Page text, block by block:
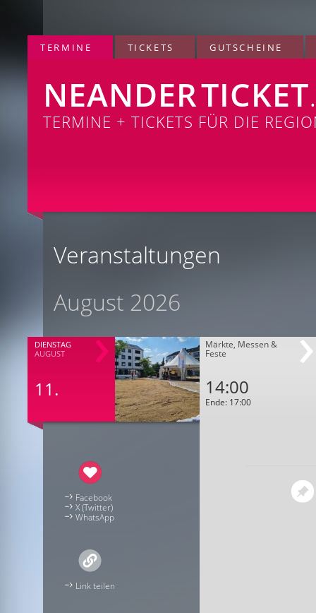
TERMINE TICKETS GUTSCHEINE
NEANDERTICKET
TERMINE + TICKETS FÜR DIE
Veranstaltungen
August 2026
DIENSTAG
AUGUST
11.
Märkte, Messen &
Feste
14:00
Ende: 17:00
Facebook
X (Twitter)
WhatsApp
Link teilen